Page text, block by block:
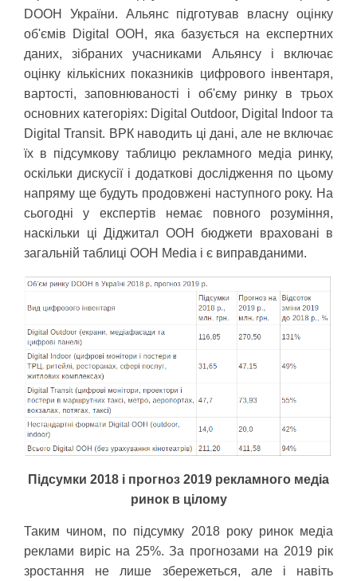
DOOH України. Альянс підготував власну оцінку
об'ємів Digital OOH, яка базується на експертних
даних, зібраних учасниками Альянсу і включає
оцінку кількісних показників цифрового інвентаря,
вартості, заповнюваності і об'єму ринку в трьох
основних категоріях: Digital Outdoor, Digital Indoor та
Digital Transit. ВРК наводить ці дані, але не включає
їх в підсумкову таблицю рекламного медіа ринку,
оскільки дискусії і додаткові дослідження по цьому
напряму ще будуть продовжені наступного року. На
сьогодні у експертів немає повного розуміння,
наскільки ці Діджитал OOH бюджети враховані в
загальній таблиці OOH Media і є виправданими.
Підсумки 2018 і прогноз 2019 рекламного медіа
ринок в цілому
Таким чином, по підсумку 2018 року ринок медіа
реклами виріс на 25%. За прогнозами на 2019 рік
зростання не лише збережеться, але і навіть